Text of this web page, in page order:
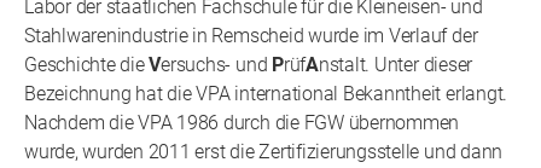
Labor der staatlichen Fachschule für die Kleineisen- und
Stahlwarenindustrie in Remscheid wurde im Verlauf der
Geschichte dieVersuchs- und PrüfAnstalt. Unter dieser
Bezeichnung hat die VPA international Bekanntheit erlangt.
Nachdem die VPA 1986 durch die FGW übernommen
wurde, wurden 2011 erst die Zertifizierungsstelle und dann